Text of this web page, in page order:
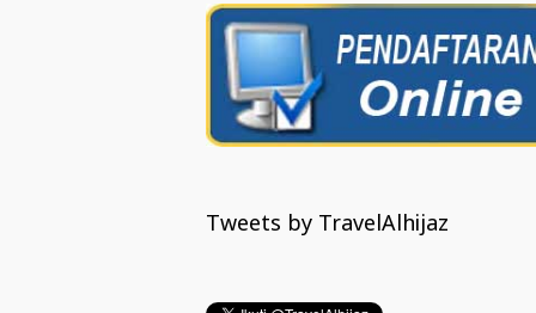
Tweets by TravelAlhijaz